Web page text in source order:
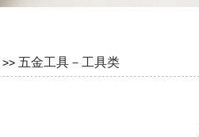
>> 五金工具－工具类